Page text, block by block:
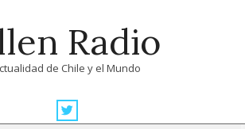
Radio
de Chile y el Mundo